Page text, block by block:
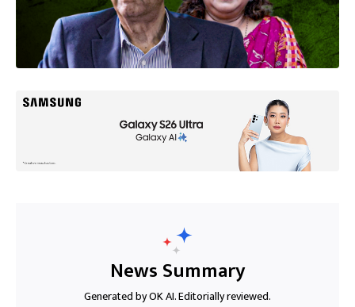
News Summary
Generated by OK AI. Editorially reviewed.